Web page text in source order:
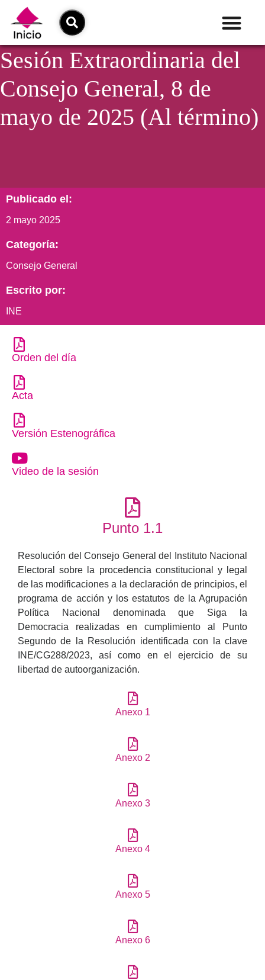
Sesión Extraordinaria del
Consejo General, 8 de
mayo de 2025 (Al término)
Publicado el:
2 mayo 2025
Categoría:
Consejo General
Escrito por:
INE
Orden del día
Acta
Versión Estenográfica
Video de la sesión
Punto 1.1
Resolución del Consejo General del Instituto Nacional
Electoral sobre la procedencia constitucional y legal
de las modificaciones a la declaración de principios, el
programa de acción y los estatutos de la Agrupación
Política Nacional denominada que Siga la
Democracia realizadas en cumplimiento al Punto
Segundo de la Resolución identificada con la clave
INE/CG288/2023, así como en el ejercicio de su
libertad de autoorganización.
Anexo 1
Anexo 2
Anexo 3
Anexo 4
Anexo 5
Anexo 6